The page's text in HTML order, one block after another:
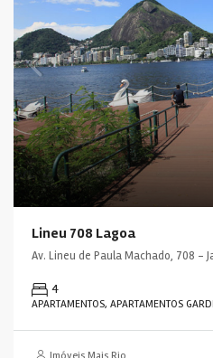
Lineu 708 Lagoa
4
APARTAMENTOS, APARTAMENTOS